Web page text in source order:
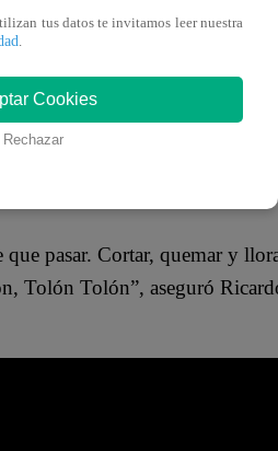
Esta torre de profiteroles es
de los jueces, debían
preparación del caramelo que
Esta acción provocó que se le
que pasar. Cortar, quemar y
Tolón Tolón”, aseguró
tus datos te invitamos leer nuestra
Cookies
Rechazar